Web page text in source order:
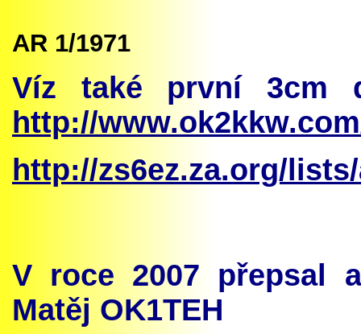
AR 1/1971
Víz také první
http://
http://zs6ez.za.org/
V roce 2007 přepsal
Matěj OK1TEH